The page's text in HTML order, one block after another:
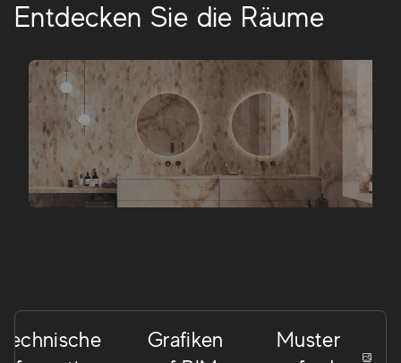
Entdecken Sie die Räume
Technische
Grafiken
Muster